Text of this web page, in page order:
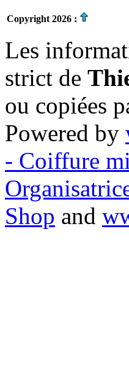
Copyright 2026 :
Les
strict de
ou copiées
Powered by
- Coiffure
Shop and